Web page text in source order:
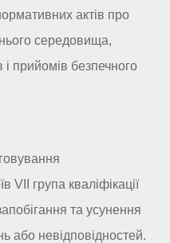
актів про
середовища,
прийомів безпечного
VII група кваліфікації
та усунення
або невідповідностей.